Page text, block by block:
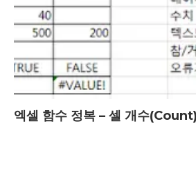
엑셀 함수 정복 – 셀 개수